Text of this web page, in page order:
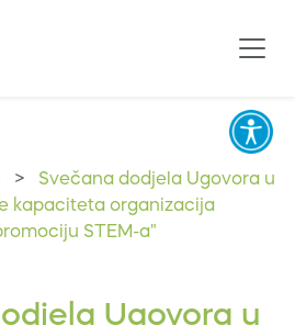
>
Svečana dodjela Ugovora u
kapaciteta organizacija
STEM-a"
Ugovora u